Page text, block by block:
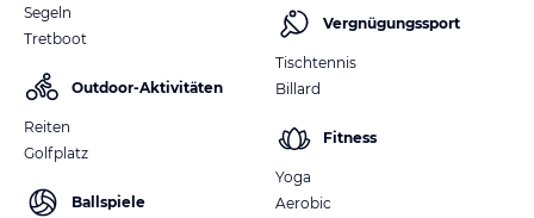
Segeln
Tretboot
Outdoor-Aktivitäten
Reiten
Golfplatz
Ballspiele
Vergnügungssport
Tischtennis
Billard
Fitness
Yoga
Aerobic